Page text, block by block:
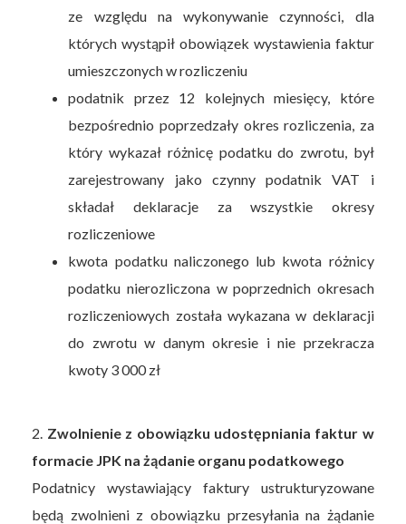
ze względu na wykonywanie czynności, dla
których wystąpił obowiązek wystawienia faktur
umieszczonych w rozliczeniu
podatnik przez 12 kolejnych miesięcy, które
bezpośrednio poprzedzały okres rozliczenia, za
który wykazał różnicę podatku do zwrotu, był
zarejestrowany jako czynny podatnik VAT i
składał deklaracje za wszystkie okresy
rozliczeniowe
kwota podatku naliczonego lub kwota różnicy
podatku nierozliczona w poprzednich okresach
rozliczeniowych została wykazana w deklaracji
do zwrotu w danym okresie i nie przekracza
kwoty 3 000 zł
2. Zwolnienie z obowiązku udostępniania faktur w
formacie JPK na żądanie organu podatkowego
Podatnicy wystawiający faktury ustrukturyzowane
będą zwolnieni z obowiązku przesyłania na żądanie